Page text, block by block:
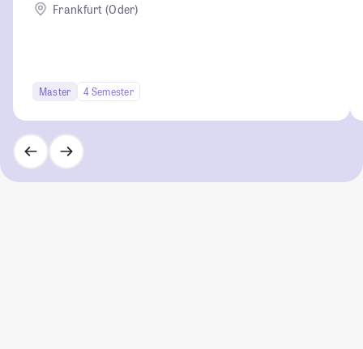
Frankfurt (Oder)
Master 4 Semester